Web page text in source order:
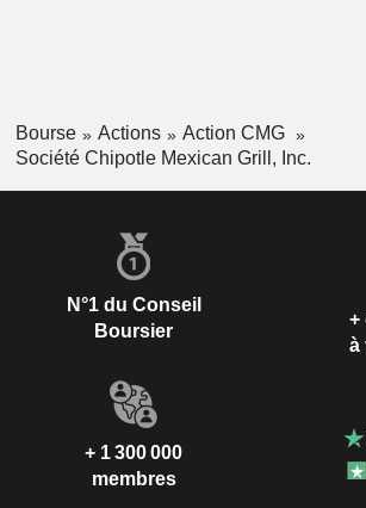
Bourse Actions
Action CMG
Société Chipotle Mexican Grill, Inc.
N°1 du Conseil
Boursier
+
à
+ 1 300 000
membres